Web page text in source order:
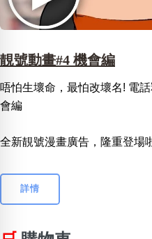
靚號動畫#4 機會編
唔怕生壞命，最怕改壞名! 電
會編
全新靚號漫畫廣告，隆重登場
詳情